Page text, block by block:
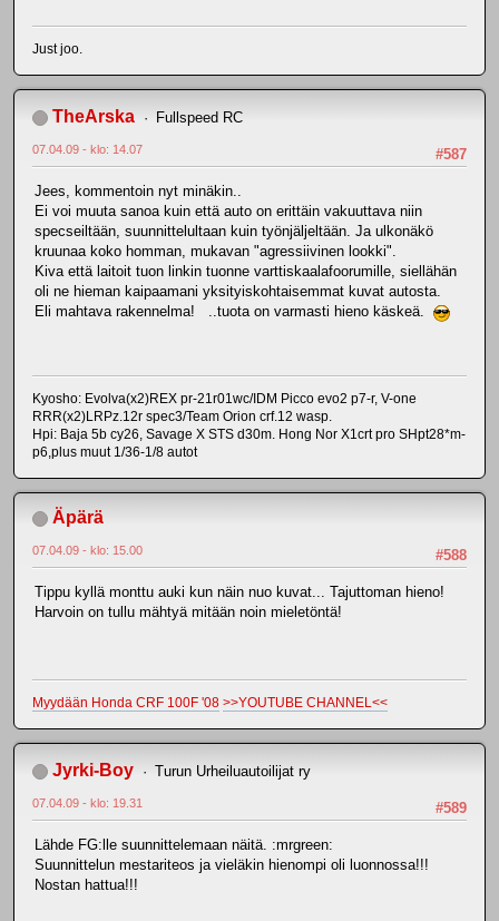
Just joo.
TheArska Fullspeed RC
#587
07.04.09 - klo: 14.07
Jees, kommentoin nyt minäkin..
Ei voi muuta sanoa kuin että auto on erittäin vakuuttava niin
specseiltään, suunnittelultaan kuin työnjäljeltään. Ja ulkonäkö
kruunaa koko homman, mukavan "agressiivinen lookki".
Kiva että laitoit tuon linkin tuonne varttiskaalafoorumille, siellähän
oli ne hieman kaipaamani yksityiskohtaisemmat kuvat autosta.
Eli mahtava rakennelma! ..tuota on varmasti hieno käskeä.
Kyosho: Evolva(x2)REX pr-21r01wc/IDM Picco evo2 p7-r, V-one
RRR(x2)LRPz.12r spec3/Team Orion crf.12 wasp.
Hpi: Baja 5b cy26, Savage X STS d30m. Hong Nor X1crt pro SHpt28*m-
p6,plus muut 1/36-1/8 autot
Äpärä
#588
07.04.09 - klo: 15.00
Tippu kyllä monttu auki kun näin nuo kuvat... Tajuttoman hieno!
Harvoin on tullu mähtyä mitään noin mieletöntä!
Myydään Honda CRF 100F '08 >>YOUTUBE CHANNEL<<
Jyrki-Boy Turun Urheiluautoilijat ry
#589
07.04.09 - klo: 19.31
Lähde FG:lle suunnittelemaan näitä. :mrgreen:
Suunnittelun mestariteos ja vieläkin hienompi oli luonnossa!!!
Nostan hattua!!!